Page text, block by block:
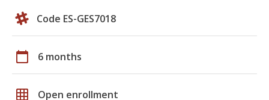
Code ES-GES7018
calendar_today 6 months
grid_on Open enrollment